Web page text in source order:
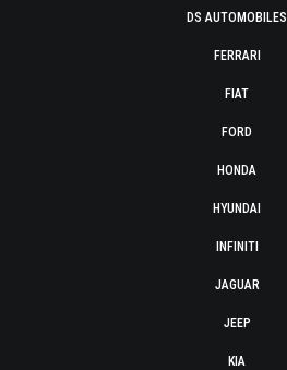
DS AUTOMOBILES
FERRARI
FIAT
FORD
HONDA
HYUNDAI
INFINITI
JAGUAR
JEEP
KIA